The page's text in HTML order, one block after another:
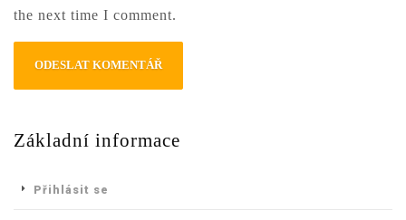
the next time I comment.
Základní informace
Přihlásit se